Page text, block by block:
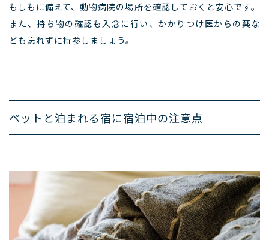
もしもに備えて、動物病院の場所を確認しておくと安心です。
また、持ち物の確認も入念に行い、かかりつけ医からの薬な
ども忘れずに持参しましょう。
ペットと泊まれる宿に宿泊中の注意点